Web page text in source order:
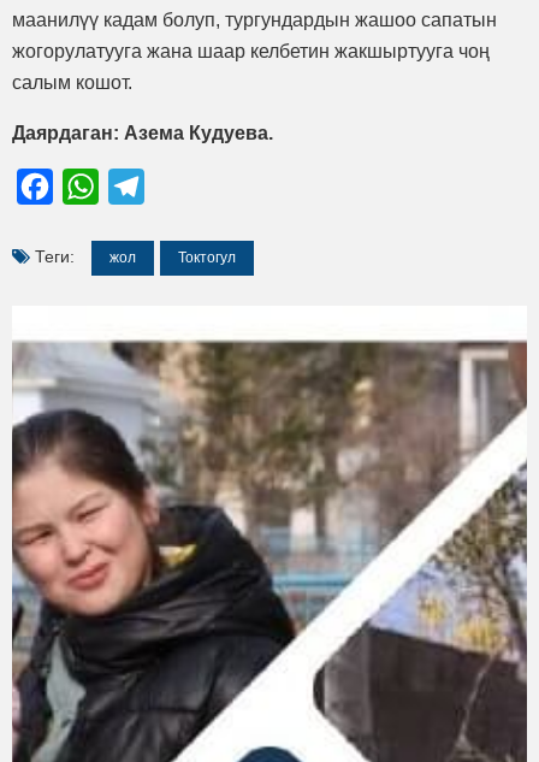
маанилүү кадам болуп, тургундардын жашоо сапатын
жогорулатууга жана шаар келбетин жакшыртууга чоң
салым кошот.
Даярдаган: Азема Кудуева.
FacebookWhatsApp
Теги: жол Токтогул